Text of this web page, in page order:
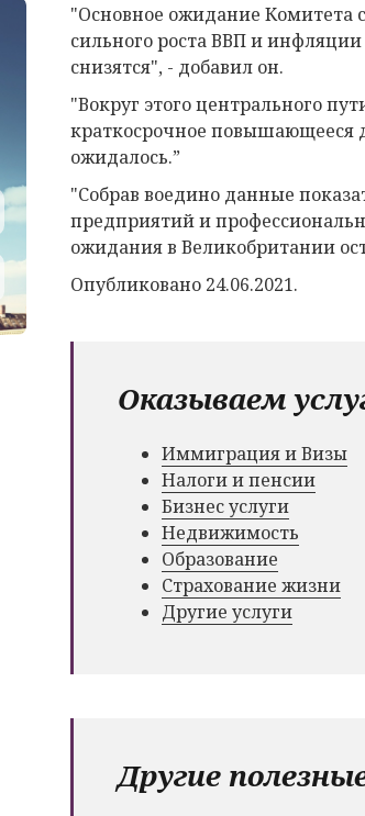
"Основное ожидание Комитета
сильного роста ВВП и
снизятся", - добавил он.
"Вокруг этого центрального
краткосрочное повышающееся
ожидалось.”
"Собрав воедино данные
предприятий и
ожидания в Великобритании
Опубликовано 24.06.2021.
Оказываем
Иммиграция и Визы
Налоги и пенсии
Бизнес услуги
Недвижимость
Образование
Страхование жизни
Другие услуги
Другие